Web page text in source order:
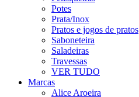
Potes
Prata/Inox
Pratos e jogos de pratos
Saboneteira
Saladeiras
Travessas
VER TUDO
Marcas
Alice Aroeira